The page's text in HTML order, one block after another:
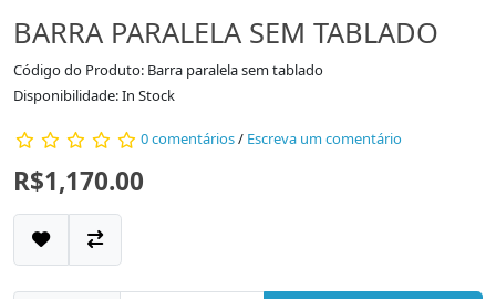
BARRA PARALELA SEM TABLADO
Código do Produto: Barra paralela sem tablado
Disponibilidade: In Stock
0 comentários/ Escreva um comentário
R$1,170.00